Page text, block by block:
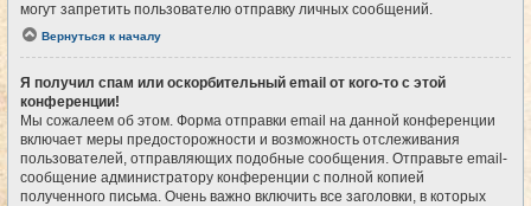
могут запретить пользователю отправку личных сообщений.
Вернуться к началу
Я получил спам или оскорбительный email от кого-то с этой
конференции!
Мы сожалеем об этом. Форма отправки email на данной конференции
включает меры предосторожности и возможность отслеживания
пользователей, отправляющих подобные сообщения. Отправьте email-
сообщение администратору конференции с полной копией
полученного письма. Очень важно включить все заголовки, в которых